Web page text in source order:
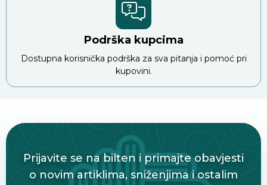
Podrška kupcima
Dostupna korisnička podrška za sva pitanja i pomoć pri
kupovini.
Prijavite se na bilten i primajte obavjesti
o novim artiklima, sniženjima i ostalim